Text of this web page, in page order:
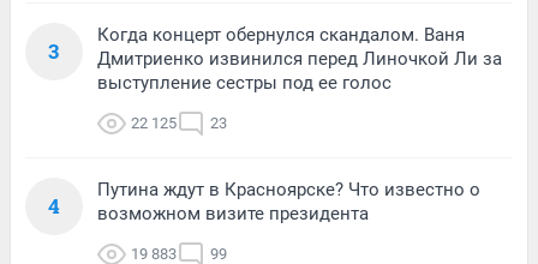
3
Когда концерт обернулся скандалом. Ваня
Дмитриенко извинился перед Линочкой Ли за
выступление сестры под ее голос
22 125 23
4
Путина ждут в Красноярске? Что известно о
возможном визите президента
19 883 99